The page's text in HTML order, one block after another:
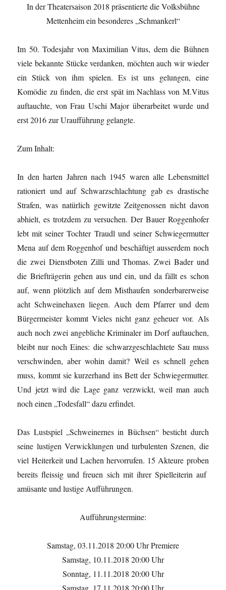
In der Theatersaison 2018 präsentierte die Volksbühne
Mettenheim ein besonderes „Schmankerl“
Im 50. Todesjahr von Maximilian Vitus, dem die Bühnen
viele bekannte Stücke verdanken, möchten auch wir wieder
ein Stück von ihm spielen. Es ist uns gelungen, eine
Komödie zu finden, die erst spät im Nachlass von M.Vitus
auftauchte, von Frau Uschi Major überarbeitet wurde und
erst 2016 zur Uraufführung gelangte.
Zum Inhalt:
In den harten Jahren nach 1945 waren alle Lebensmittel
rationiert und auf Schwarzschlachtung gab es drastische
Strafen, was natürlich gewitzte Zeitgenossen nicht davon
abhielt, es trotzdem zu versuchen. Der Bauer Roggenhofer
lebt mit seiner Tochter Traudl und seiner Schwiegermutter
Mena auf dem Roggenhof und beschäftigt ausserdem noch
die zwei Dienstboten Zilli und Thomas. Zwei Bader und
die Briefträgerin gehen aus und ein, und da fällt es schon
auf, wenn plötzlich auf dem Misthaufen sonderbarerweise
acht Schweinehaxen liegen. Auch dem Pfarrer und dem
Bürgermeister kommt Vieles nicht ganz geheuer vor. Als
auch noch zwei angebliche Kriminaler im Dorf auftauchen,
bleibt nur noch Eines: die schwarzgeschlachtete Sau muss
verschwinden, aber wohin damit? Weil es schnell gehen
muss, kommt sie kurzerhand ins Bett der Schwiegermutter.
Und jetzt wird die Lage ganz verzwickt, weil man auch
noch einen „Todesfall“ dazu erfindet.
Das Lustspiel „Schweinernes in Büchsen“ besticht durch
seine lustigen Verwicklungen und turbulenten Szenen, die
viel Heiterkeit und Lachen hervorrufen. 15 Akteure proben
bereits fleissig und freuen sich mit ihrer Spielleiterin auf
amüsante und lustige Aufführungen.
Aufführungstermine:
Samstag, 03.11.2018 20:00 Uhr Premiere
Samstag, 10.11.2018 20:00 Uhr
Sonntag, 11.11.2018 20:00 Uhr
Samstag, 17.11.2018 20:00 Uhr